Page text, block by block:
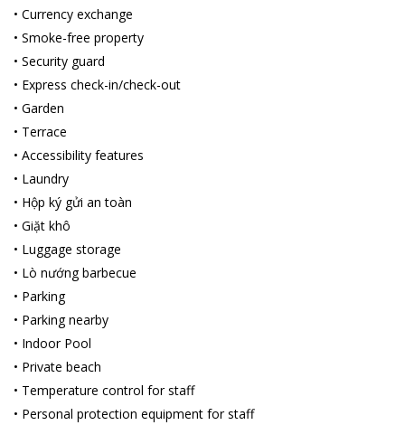
• Currency exchange
• Smoke-free property
• Security guard
• Express check-in/check-out
• Garden
• Terrace
• Accessibility features
• Laundry
• Hộp ký gửi an toàn
• Giặt khô
• Luggage storage
• Lò nướng barbecue
• Parking
• Parking nearby
• Indoor Pool
• Private beach
• Temperature control for staff
• Personal protection equipment for staff